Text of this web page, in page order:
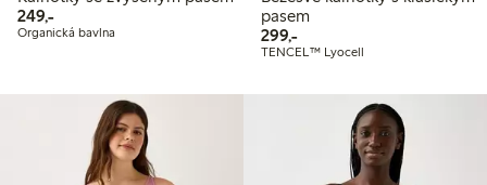
249,-249,00 Kč
Organická bavlna
pasem
299,-299,00 Kč
TENCEL™ Lyocell